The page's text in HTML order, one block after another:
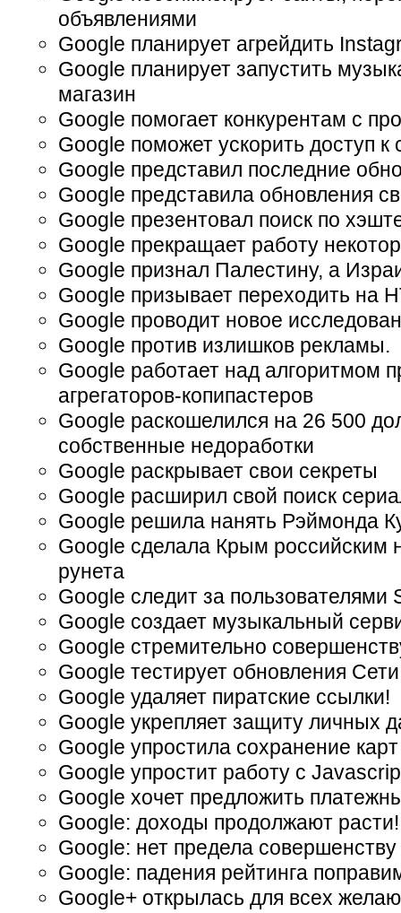
объявлениями
Google планирует агрейдить
Google планирует запустить
магазин
Google помогает конкурентам с
Google поможет ускорить доступ к
Google представил последние
Google представила обновления
Google презентовал поиск по
Google прекращает работу
Google признал Палестину, а
Google призывает переходить на
Google проводит новое
Google против излишков рекламы.
Google работает над алгоритмом
агрегаторов-копипастеров
Google раскошелился на 26 500
собственные недоработки
Google раскрывает свои секреты
Google расширил свой поиск
Google решила нанять Рэймонда
Google сделала Крым российским
рунета
Google следит за пользователями
Google создает музыкальный
Google стремительно
Google тестирует обновления
Google удаляет пиратские ссылки!
Google укрепляет защиту личных
Google упростила сохранение карт
Google упростит работу с
Google хочет предложить
Google: доходы продолжают расти!
Google: нет предела совершенству
Google: падения рейтинга
Google+ открылась для всех